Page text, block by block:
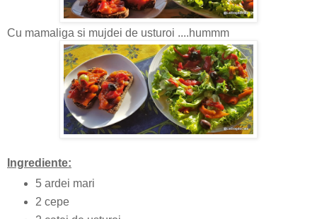
Cu mamaliga si mujdei de usturoi ....hummm
Ingrediente:
5 ardei mari
2 cepe